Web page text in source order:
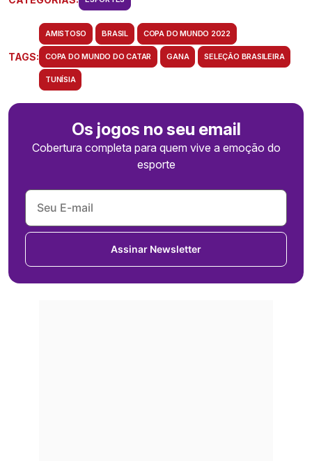
TAGS:
AMISTOSO BRASIL COPA DO MUNDO 2022
COPA DO MUNDO DO CATAR GANA SELEÇÃO BRASILEIRA
TUNÍSIA
Os jogos no seu email
Cobertura completa para quem vive a emoção do
esporte
Assinar Newsletter